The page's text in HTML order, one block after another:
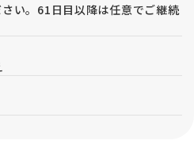
い。61日目以降は任意でご継続